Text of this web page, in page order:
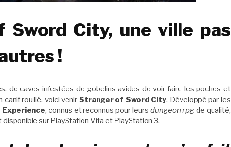
Sword City, une ville pas
!
de caves infestées de gobelins avides de voir faire les poches et
canif rouillé, voici venir Stranger of Sword City. Développé par les
Experience, connus et reconnus pour leurs dungeon rpg de qualité,
disponible sur PlayStation Vita et PlayStation 3.